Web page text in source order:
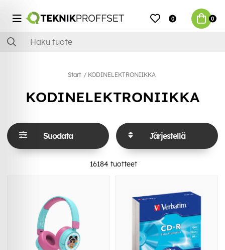
0 0
Start KODINELEKTRONIIKKA
KODINELEKTRONIIKKA
Suodata Järjestellä
16184 tuotteet